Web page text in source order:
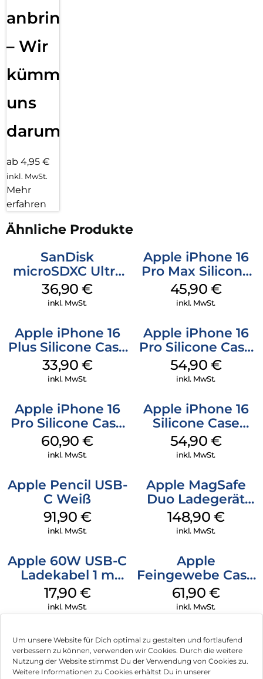
Um unsere Website für Dich optimal zu gestalten und fortlaufend
verbessern zu können, verwenden wir Cookies. Durch die weitere
Nutzung der Website stimmst Du der Verwendung von Cookies zu.
Weitere Informationen zu Cookies erhältst Du in unserer
anbringen
– Wir
kümmern
uns
darum!
ab 4,95 €
inkl. MwSt.
Mehr
erfahren
Ähnliche Produkte
SanDisk
microSDXC Ultra
128 GB + Adapter
Mobile
36,90€
inkl. MwSt.
Apple iPhone 16
Pro Max Silicone
Case MagSafe
Ultramarine
45,90 €
inkl. MwSt.
Apple iPhone 16
Plus Silicone Case
MagSafe Lake
Green
33,90 €
inkl. MwSt.
Apple iPhone 16
Pro Silicone Case
MagSafe Black
54,90 €
inkl. MwSt.
Apple iPhone 16
Pro Silicone Case
MagSafe Stone
Gray
60,90€
inkl. MwSt.
Apple iPhone 16
Silicone Case
MagSafe Black
54,90 €
inkl. MwSt.
Apple Pencil USB-
C Weiß
91,90 €
inkl. MwSt.
Apple MagSafe
Duo Ladegerät
Weiß
148,90 €
inkl. MwSt.
Apple 60W USB-C
Ladekabel 1 m
Weiß
17,90 €
inkl. MwSt.
Apple
Feingewebe Case
iPhone 15 Pro
MagSafe Schwarz
61,90 €
inkl. MwSt.
Impressum